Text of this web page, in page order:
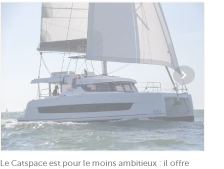
Le Catspace est pour le moins ambitieux : il offre